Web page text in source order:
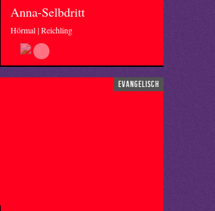
Anna-Selbdritt
Hörmal | Reichling
evangelisch